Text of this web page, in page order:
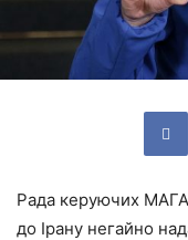
Рада керуючих
до Ірану негайно